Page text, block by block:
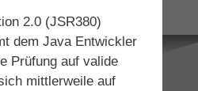
2.0 (JSR380)
dem Java Entwickler
Prüfung auf valide
mittlerweile auf